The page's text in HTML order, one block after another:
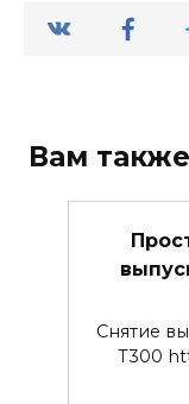
Вам
Снятие
T300